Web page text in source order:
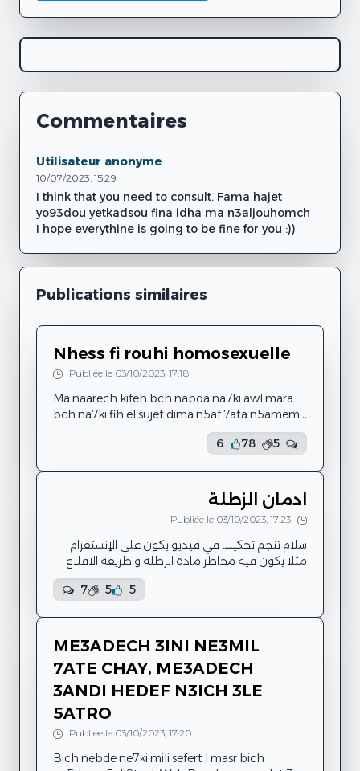
Commentaires
Utilisateur anonyme
10/07/2023, 15:29
I think that you need to consult. Fama hajet
yo93dou yetkadsou fina idha ma n3aljouhomch
I hope everythine is going to be fine for you :))
Publications similaires
Nhess fi rouhi homosexuelle
Publiée le 03/10/2023, 17:18
Ma naarech kifeh bch nabda na7ki awl mara
bch na7ki fih el sujet dima n5af 7ata n5amem
fih bini w bin rouhi ama berasmi t3ebt
Behi 7keyti : ena tofla trabit 3al islem w 3al
mouch ay tofla. Kif nwali s7ab ena w wahda w
twali tehtam biya w de mm ena nehtam biha
s7ab mou9arbin yaani ena nwali nheb fiha
nwali nghir 3l...
6 78 5
ادمان الزطلة
Publiée le 03/10/2023, 17:23
سلام تنجم تحكيلنا في فيديو يكون على الإنستقرام
مثلا يكون فيه مخاطر مادة الزطلة و طريقة الاقلاع
5
5
7
ME3ADECH 3INI NE3MIL
7ATE CHAY, ME3ADECH
3ANDI HEDEF N3ICH 3LE
5ATRO
Publiée le 03/10/2023, 17:20
Bich nebde ne7ki mili sefert l masr bich